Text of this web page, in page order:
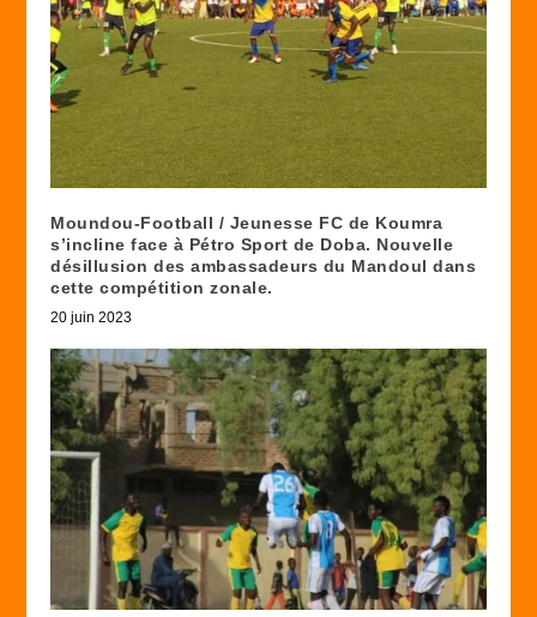
Moundou-Football / Jeunesse FC de Koumra
s’incline face à Pétro Sport de Doba. Nouvelle
désillusion des ambassadeurs du Mandoul dans
cette compétition zonale.
20 juin 2023